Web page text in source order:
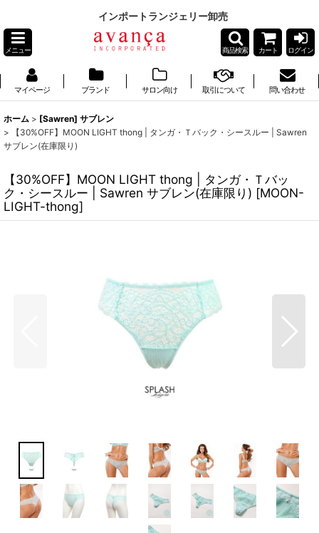
インポートランジェリー卸売
メニュー 商品検索 カート ログイン
マイページ ブランド サロン向け 取引について 問い合わせ
ホーム > [Sawren] サブレン
>
【30%OFF】MOON LIGHT thong | タンガ・Ｔバック・シースルー | Sawren
サブレン(在庫限り)
【30%OFF】MOON LIGHT thong | タンガ・Ｔバッ
ク・シースルー | Sawren サブレン(在庫限り) [MOON-
LIGHT-thong]